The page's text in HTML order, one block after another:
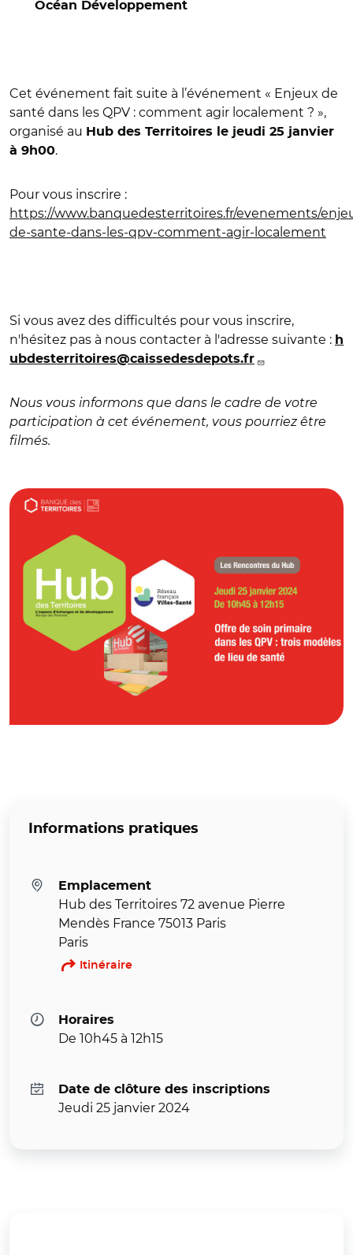
Océan Développement
Cet événement fait suite à l’événement « Enjeux de
santé dans les QPV : comment agir localement ? »,
organisé au Hub des Territoires le jeudi 25 janvier
à 9h00.
Pour vous inscrire :
https://www.banquedesterritoires.fr/evenements/
de-sante-dans-les-qpv-comment-agir-localement
Si vous avez des difficultés pour vous inscrire,
n'hésitez pas à nous contacter à l'adresse suivante : h
ubdesterritoires@caissedesdepots.fr
Nous vous informons que dans le cadre de votre
participation à cet événement, vous pourriez être
filmés.
Informations pratiques
Emplacement
Hub des Territoires 72 avenue Pierre
Mendès France 75013 Paris
Paris
Itinéraire
Horaires
De 10h45 à 12h15
Date de clôture des inscriptions
Jeudi 25 janvier 2024